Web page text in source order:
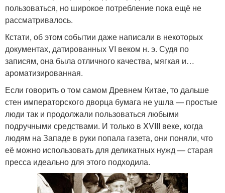
пользоваться, но широкое потребление пока ещё не
рассматривалось.
Кстати, об этом событии даже написали в некоторых
документах, датированных VI веком н. э. Судя по
записям, она была отличного качества, мягкая и…
ароматизированная.
Если говорить о том самом Древнем Китае, то дальше
стен императорского дворца бумага не ушла — простые
люди так и продолжали пользоваться любыми
подручными средствами. И только в XVIII веке, когда
людям на Западе в руки попала газета, они поняли, что
её можно использовать для деликатных нужд — старая
пресса идеально для этого подходила.